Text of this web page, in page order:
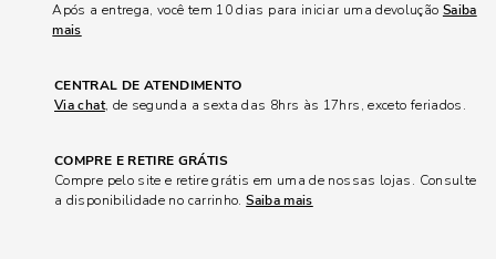
Após a entrega, você tem 10 dias para iniciar uma devolução Saiba
mais
CENTRAL DE ATENDIMENTO
Via chat, de segunda a sexta das 8hrs às 17hrs, exceto feriados.
COMPRE E RETIRE GRÁTIS
Compre pelo site e retire grátis em uma de nossas lojas. Consulte
a disponibilidade no carrinho.Saiba mais